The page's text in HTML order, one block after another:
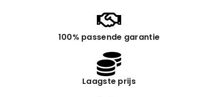
100% passende garantie
Laagste prijs